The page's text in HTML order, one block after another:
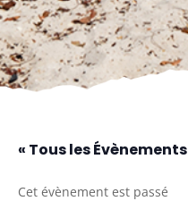
« Tous les Évènements
Cet évènement est passé